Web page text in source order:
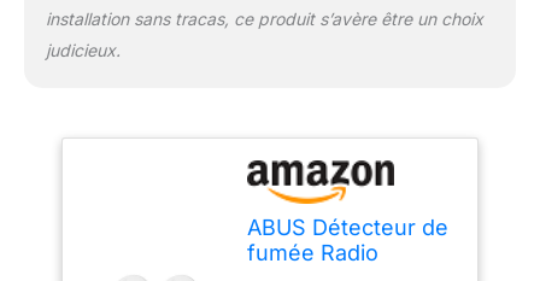
installation sans tracas, ce produit s’avère être un choix
judicieux.
ABUS Détecteur de
fumée Radio